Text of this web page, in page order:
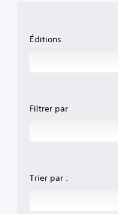
Éditions
Filtrer par
Trier par :